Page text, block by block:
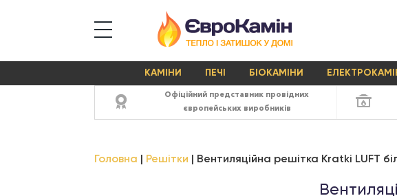
КАМІНИ ПЕЧІ БІОКАМІНИ
Офіційний представник провідних
європейських виробників
Головна Решітки Вентиляційна решітка Kratki LUFT